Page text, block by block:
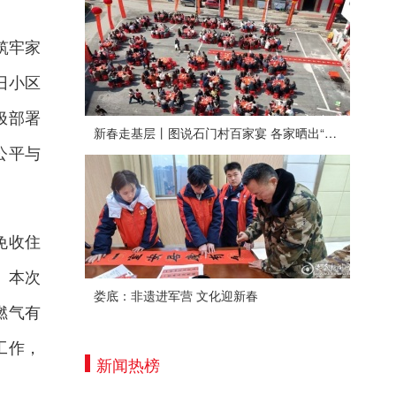
牢家
小区
部署
平与
收住
本次
气有
，
新春走基层丨图说石门村百家宴 各家晒出“拿手菜”
娄底：非遗进军营 文化迎新春
新闻热榜